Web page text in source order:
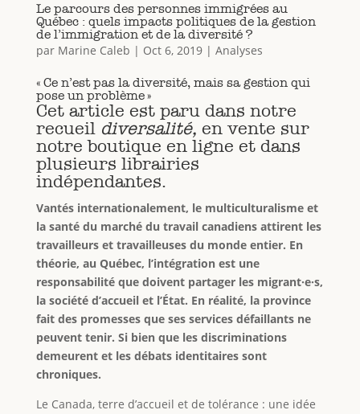
Le parcours des personnes immigrées au
Québec : quels impacts politiques de la gestion
de l’immigration et de la diversité ?
par Marine Caleb | Oct 6, 2019| Analyses
« Ce n’est pas la diversité, mais sa gestion qui
pose un problème »
Cet article est paru dans notre
recueil diversalité, en vente sur
notreboutique en ligne et dans
plusieurs librairies
indépendantes.
Vantés internationalement, le multiculturalisme et
la santé du marché du travail canadiens attirent les
travailleurs et travailleuses du monde entier. En
théorie, au Québec, l’intégration est une
responsabilité que doivent partager les migrant·e·s,
la société d’accueil et l’État. En réalité, la province
fait des promesses que ses services défaillants ne
peuvent tenir. Si bien que les discriminations
demeurent et les débats identitaires sont
chroniques.
Le Canada, terre d’accueil et de tolérance : une idée